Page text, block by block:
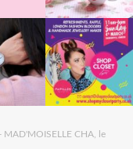
CHA, le